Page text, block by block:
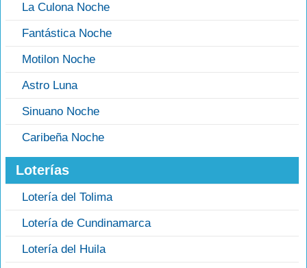
La Culona Noche
Fantástica Noche
Motilon Noche
Astro Luna
Sinuano Noche
Caribeña Noche
Loterías
Lotería del Tolima
Lotería de Cundinamarca
Lotería del Huila